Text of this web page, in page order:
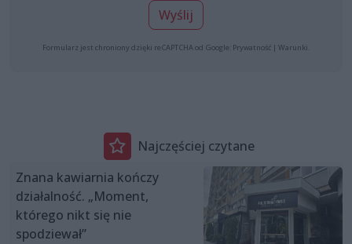
Wyślij
Formularz jest chroniony dzięki reCAPTCHA od Google: Prywatność | Warunki
Najczęściej czytane
Znana kawiarnia kończy
działalność. „Moment,
którego nikt się nie
spodziewał”